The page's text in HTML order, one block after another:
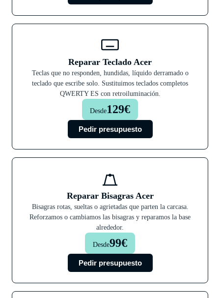
Reparar Teclado Acer
Teclas que no responden, hundidas, líquido derramado o
teclado que escribe solo. Sustituimos teclados completos
QWERTY ES con retroiluminación.
Desde129€
Pedir presupuesto
Reparar Bisagras Acer
Bisagras rotas, sueltas o agrietadas que parten la carcasa.
Reforzamos o cambiamos las bisagras y reparamos la base
alrededor.
Desde99€
Pedir presupuesto